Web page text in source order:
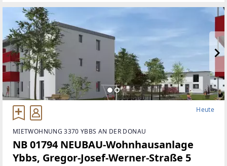
Heute
MIETWOHNUNG 3370 YBBS AN DER DONAU
NB 01794 NEUBAU-Wohnhausanlage
Ybbs, Gregor-Josef-Werner-Straße 5